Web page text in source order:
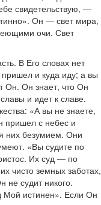
свидетельствую, —
Он — свет мира,
очи. Свет
В Его словах нет
и куда иду; а вы
Он. Он знает, что Он
и идет к славе.
«А вы не знаете,
пришел с небес и
них безумием. Они
«Вы судите по
Их суд — по
чисто земных заботах,
не судит никого.
истинен». Если Он